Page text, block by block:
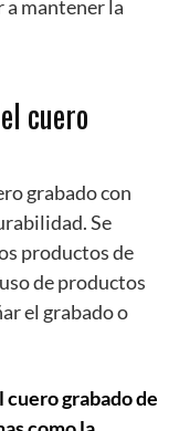
a mantener la
cuero
grabado con
Se
productos de
de productos
el grabado o
grabado de